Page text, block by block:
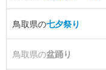
鳥取県の七夕祭り
鳥取県の盆踊り